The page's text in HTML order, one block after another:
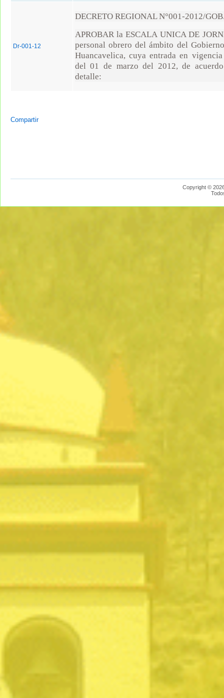
Dr-001-12
DECRETO REGIONAL N°001-2012/
APROBAR la ESCALA UNICA DE
personal obrero del ámbito del
Huancavelica, cuya entrada en
del 01 de marzo del 2012, de
detalle:
Compartir
Copyright ©